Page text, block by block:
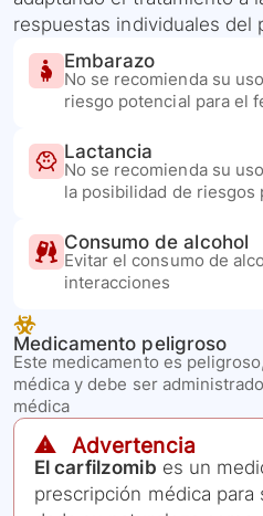
respuestas individuales del
Embarazo
No se recomienda su
riesgo potencial para el
Lactancia
No se recomienda su
la posibilidad de riesgos
Consumo de alcohol
Evitar el consumo de
interacciones
Medicamento peligroso
Este medicamento es
médica y debe ser
médica
⚠️ Advertencia
El carfilzomib es un
prescripción médica para